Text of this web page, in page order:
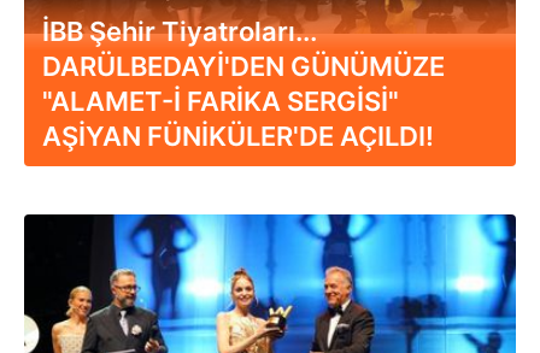
İBB Şehir Tiyatroları...
DARÜLBEDAYİ'DEN GÜNÜMÜZE
"ALAMET-İ FARİKA SERGİSİ"
AŞİYAN FÜNİKÜLER'DE AÇILDI!
16.06.2022